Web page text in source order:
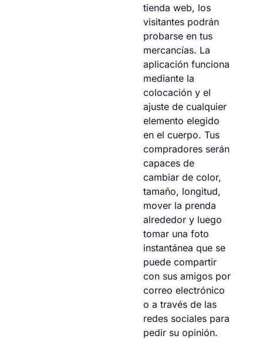
tienda web, los
visitantes podrán
probarse en tus
mercancías. La
aplicación funciona
mediante la
colocación y el
ajuste de cualquier
elemento elegido
en el cuerpo. Tus
compradores serán
capaces de
cambiar de color,
tamaño, longitud,
mover la prenda
alrededor y luego
tomar una foto
instantánea que se
puede compartir
con sus amigos por
correo electrónico
o a través de las
redes sociales para
pedir su opinión.